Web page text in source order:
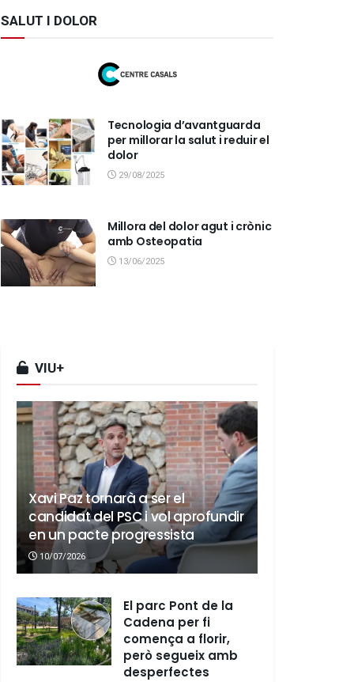
SALUT I DOLOR
Tecnologia d’avantguarda
per millorar la salut i reduir el
dolor
29/08/2025
Millora del dolor agut i crònic
amb Osteopatia
13/06/2025
VIU+
Xavi Paz tornarà a ser el
candidat del PSC i vol aprofundir
en un pacte progressista
10/07/2026
El parc Pont de la
Cadena per fi
comença a florir,
però segueix amb
desperfectes